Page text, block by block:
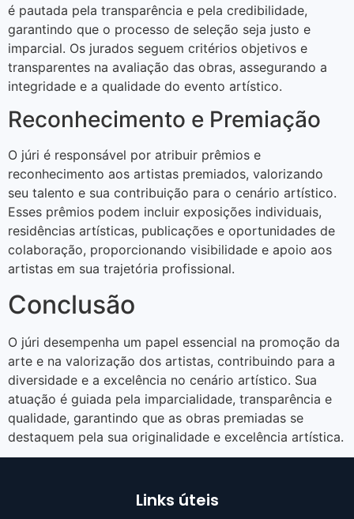
é pautada pela transparência e pela credibilidade,
garantindo que o processo de seleção seja justo e
imparcial. Os jurados seguem critérios objetivos e
transparentes na avaliação das obras, assegurando a
integridade e a qualidade do evento artístico.
Reconhecimento e Premiação
O júri é responsável por atribuir prêmios e
reconhecimento aos artistas premiados, valorizando
seu talento e sua contribuição para o cenário artístico.
Esses prêmios podem incluir exposições individuais,
residências artísticas, publicações e oportunidades de
colaboração, proporcionando visibilidade e apoio aos
artistas em sua trajetória profissional.
Conclusão
O júri desempenha um papel essencial na promoção da
arte e na valorização dos artistas, contribuindo para a
diversidade e a excelência no cenário artístico. Sua
atuação é guiada pela imparcialidade, transparência e
qualidade, garantindo que as obras premiadas se
destaquem pela sua originalidade e excelência artística.
Links úteis